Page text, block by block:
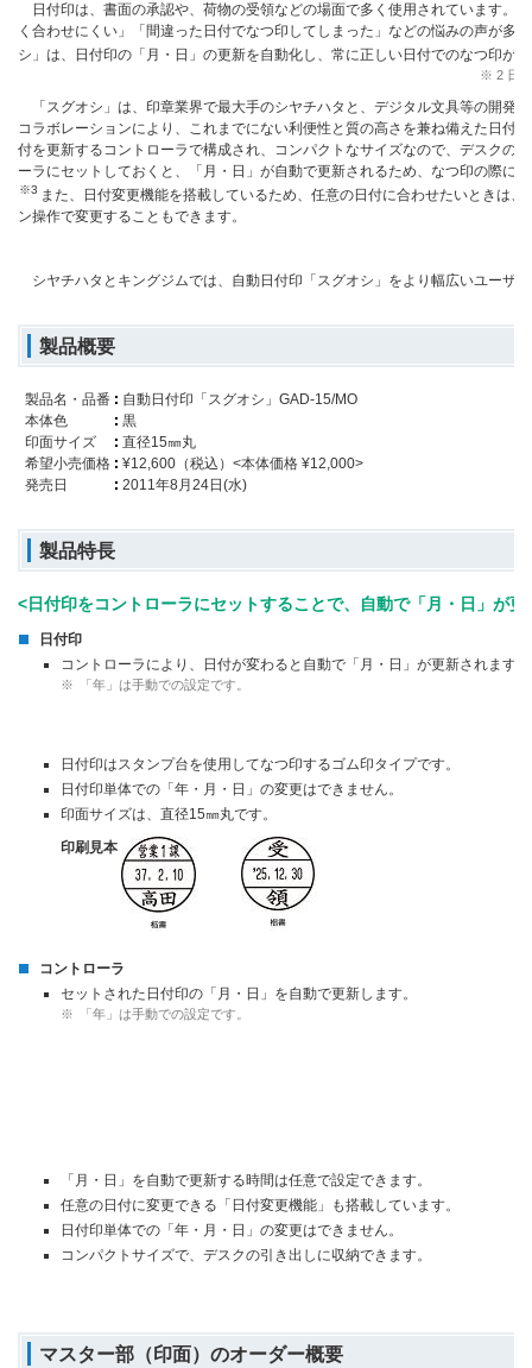
日付印は、書面の承認や、荷物の受領などの場面で多く使用されています。
く合わせにくい」「間違った日付でなつ印してしまった」などの悩みの声が多
シ」は、日付印の「月・日」の更新を自動化し、常に正しい日付でのなつ印が
※ 2 日
「スグオシ」は、印章業界で最大手のシヤチハタと、デジタル文具等の開発
コラボレーションにより、これまでにない利便性と質の高さを兼ね備えた日付
付を更新するコントローラで構成され、コンパクトなサイズなので、デスクの
ーラにセットしておくと、「月・日」が自動で更新されるため、なつ印の際に
※3 また、日付変更機能を搭載しているため、任意の日付に合わせたいときは
ン操作で変更することもできます。
シヤチハタとキングジムでは、自動日付印「スグオシ」をより幅広いユーザ
製品概要
製品名・品番
自動日付印「スグオシ」GAD-15/MO
本体色
黒
印面サイズ
直径15㎜丸
希望小売価格
¥12,600（税込）<本体価格 ¥12,000>
発売日
2011年8月24日(水)
製品特長
<日付印をコントローラにセットすることで、自動で「月・日」が更
日付印
コントローラにより、日付が変わると自動で「月・日」が更新されます。
※ 「年」は手動での設定です。
日付印はスタンプ台を使用してなつ印するゴム印タイプです。
日付印単体での「年・月・日」の変更はできません。
印面サイズは、直径15㎜丸です。
印刷見本
コントローラ
セットされた日付印の「月・日」を自動で更新します。
※ 「年」は手動での設定です。
「月・日」を自動で更新する時間は任意で設定できます。
任意の日付に変更できる「日付変更機能」も搭載しています。
日付印単体での「年・月・日」の変更はできません。
コンパクトサイズで、デスクの引き出しに収納できます。
マスター部（印面）のオーダー概要